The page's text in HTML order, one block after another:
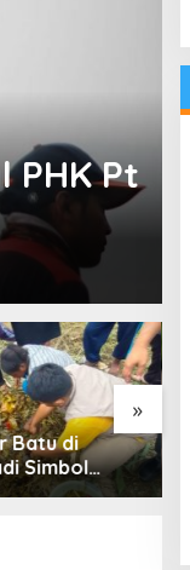
PHK Pt
»
Batu di
Simbol